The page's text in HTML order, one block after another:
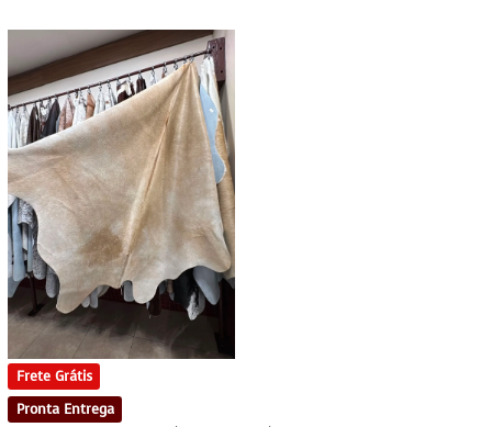
Frete Grátis
Pronta Entrega